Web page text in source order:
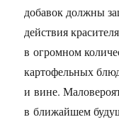
добавок должны
действия
в огромном
картофельных
и вине.
в ближайшем